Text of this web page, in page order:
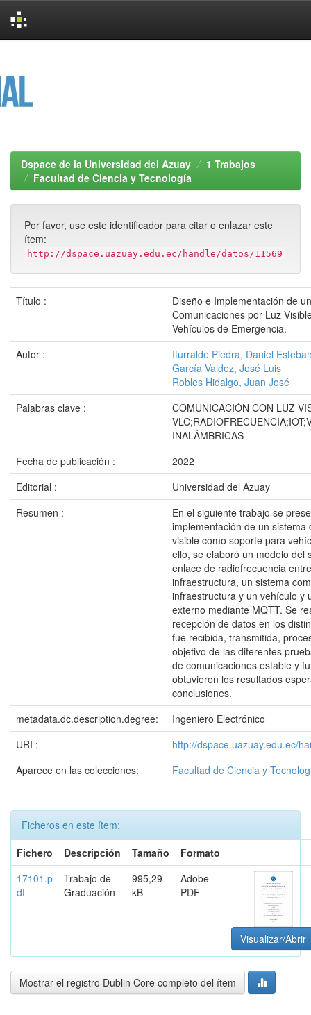
Dspace de la Universidad del Azuay
1 Trabajos
Facultad de Ciencia y Tecnología
Por favor, use este identificador para citar o enlazar este
ítem:
http://dspace.uazuay.edu.ec/handle/datos/11569
Título :
Diseño e Implementación de
Comunicaciones por Luz
Vehículos de Emergencia.
Autor :
Iturralde Piedra, Daniel
García Valdez, José Luis
Robles Hidalgo, Juan José
Palabras clave :
COMUNICACIÓN CON LUZ
INALÁMBRICAS
Fecha de publicación :
2022
Editorial :
Universidad del Azuay
Resumen :
En el siguiente trabajo se
implementación de un
visible como soporte para
ello, se elaboró un modelo del
enlace de radiofrecuencia
infraestructura, un sistema
infraestructura y un vehículo y
externo mediante MQTT. Se
recepción de datos en los
fue recibida, transmitida,
objetivo de las diferentes
de comunicaciones estable y
obtuvieron los resultados
conclusiones.
metadata.dc.description.degree:
Ingeniero Electrónico
URI :
http://dspace.uazuay.edu.ec/
Aparece en las colecciones:
Facultad de Ciencia y
Ficheros en este ítem:
Fichero
Descripción Tamaño
Formato
17101.p
df
Trabajo de
Graduación
995,29
kB
Adobe
PDF
Visualizar/Abrir
Mostrar el registro Dublin Core completo del ítem